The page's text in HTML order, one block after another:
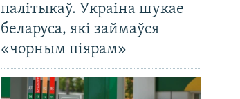
палітыкаў. Украіна шукае
беларуса, які займаўся
«чорным піярам»